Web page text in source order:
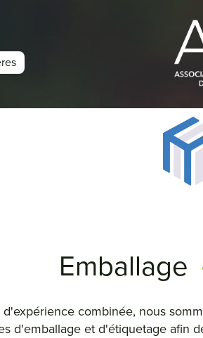
Emballage
combinée, nous
d'emballage et d'étiquetage afin